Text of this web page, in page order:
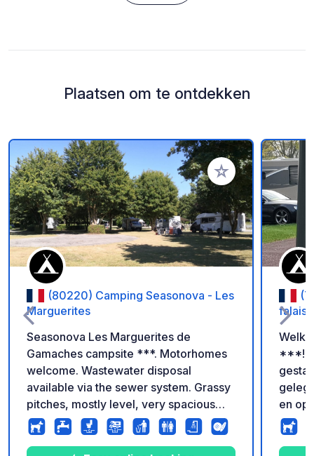
Plaatsen om te ontdekken
Voeg toe aan je
(80220) Camping Seasonova - Les
Marguerites
Seasonova Les Marguerites de
Gamaches campsite ***. Motorhomes
welcome. Wastewater disposal
available via the sewer system. Grassy
pitches, mostly level, very spacious
and shaded. Swimming pool and
washing machine also available for
***!
en op
van de zee. Voor